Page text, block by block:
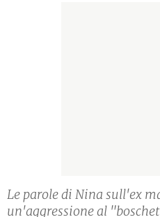
Le parole di Nina sull'ex
un'aggressione al